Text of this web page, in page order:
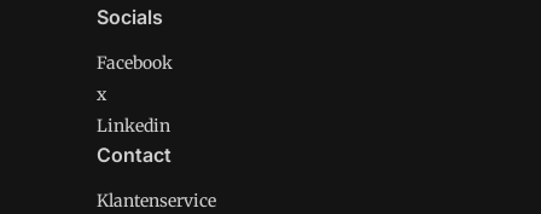
Socials
Facebook
x
Linkedin
Contact
Klantenservice